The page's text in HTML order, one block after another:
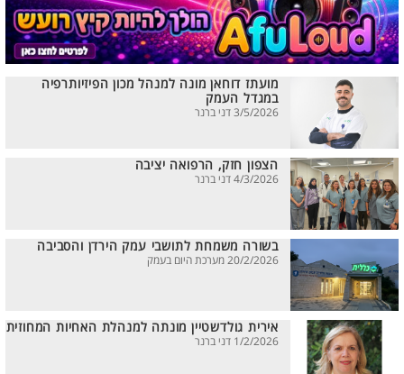
מועתז דוחאן מונה למנהל מכון הפיזיותרפיה
במגדל העמק
3/5/2026 דני ברנר
הצפון חזק, הרפואה יציבה
4/3/2026 דני ברנר
בשורה משמחת לתושבי עמק הירדן והסביבה
20/2/2026 מערכת היום בעמק
אירית גולדשטיין מונתה למנהלת האחיות המחוזית
1/2/2026 דני ברנר